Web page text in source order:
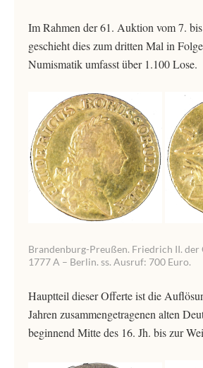
Im Rahmen der 61. Auktion vom 7.
geschieht dies zum dritten Mal in
Numismatik umfasst über 1.100 Lose.
Brandenburg-Preußen. Friedrich II. der
1777 A – Berlin. ss. Ausruf: 700 Euro.
Hauptteil dieser Offerte ist die
Jahren zusammengetragenen alten
beginnend Mitte des 16. Jh. bis zur